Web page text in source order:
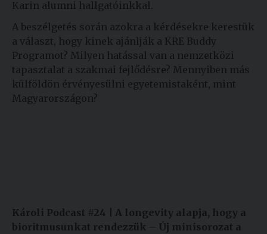
Karin alumni hallgatóinkkal.
A beszélgetés során azokra a kérdésekre kerestük
a választ, hogy kinek ajánlják a KRE Buddy
Programot? Milyen hatással van a nemzetközi
tapasztalat a szakmai fejlődésre? Mennyiben más
külföldön érvényesülni egyetemistaként, mint
Magyarországon?
Károli Podcast #24 |
A longevity alapja, hogy a
bioritmusunkat rendezzük – Új minisorozat a